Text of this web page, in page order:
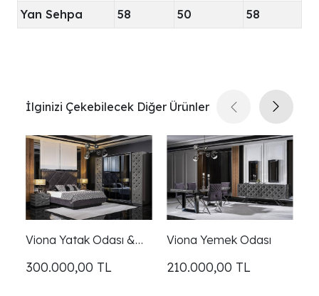
Yan Sehpa
58 50 58
İlginizi Çekebilecek Diğer Ürünler
Viona Yatak Odası &
300.000,00 TL
Viona Yemek Odası
210.000,00 TL